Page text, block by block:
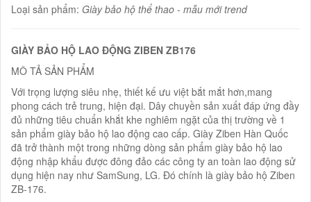
Loại sản phẩm: Giày bảo hộ thể thao - mẫu mới trend
GIÀY BẢO HỘ LAO ĐỘNG ZIBEN ZB176
MÔ TẢ SẢN PHẨM
Với trọng lượng siêu nhẹ, thiết kế ưu việt bắt mắt hơn,mang
phong cách trẻ trung, hiện đại. Dây chuyền sản xuất đáp ứng đầy
đủ những tiêu chuẩn khắt khe nghiêm ngặt của thị trường về 1
sản phẩm giày bảo hộ lao động cao cấp. Giày Ziben Hàn Quốc
đã trở thành một trong những dòng sản phẩm giày bảo hộ lao
động nhập khẩu được đông đảo các công ty an toàn lao động sử
dụng hiện nay như SamSung, LG. Đó chính là giày bảo hộ Ziben
ZB-176.